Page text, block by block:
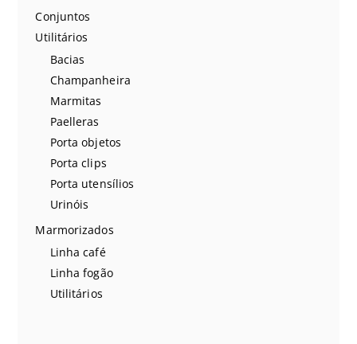
Conjuntos
Utilitários
Bacias
Champanheira
Marmitas
Paelleras
Porta objetos
Porta clips
Porta utensílios
Urinóis
Marmorizados
Linha café
Linha fogão
Utilitários